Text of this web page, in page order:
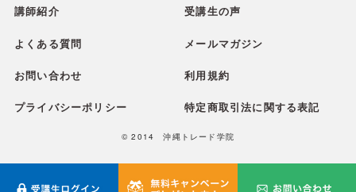
講師紹介 受講生の声
よくある質問 メールマガジン
お問い合わせ 利用規約
プライバシーポリシー 特定商取引法に関する表記
© 2014 沖縄トレード学院